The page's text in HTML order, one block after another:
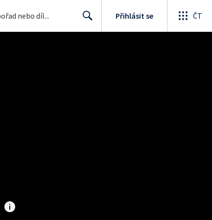
Přihlásit se ČT